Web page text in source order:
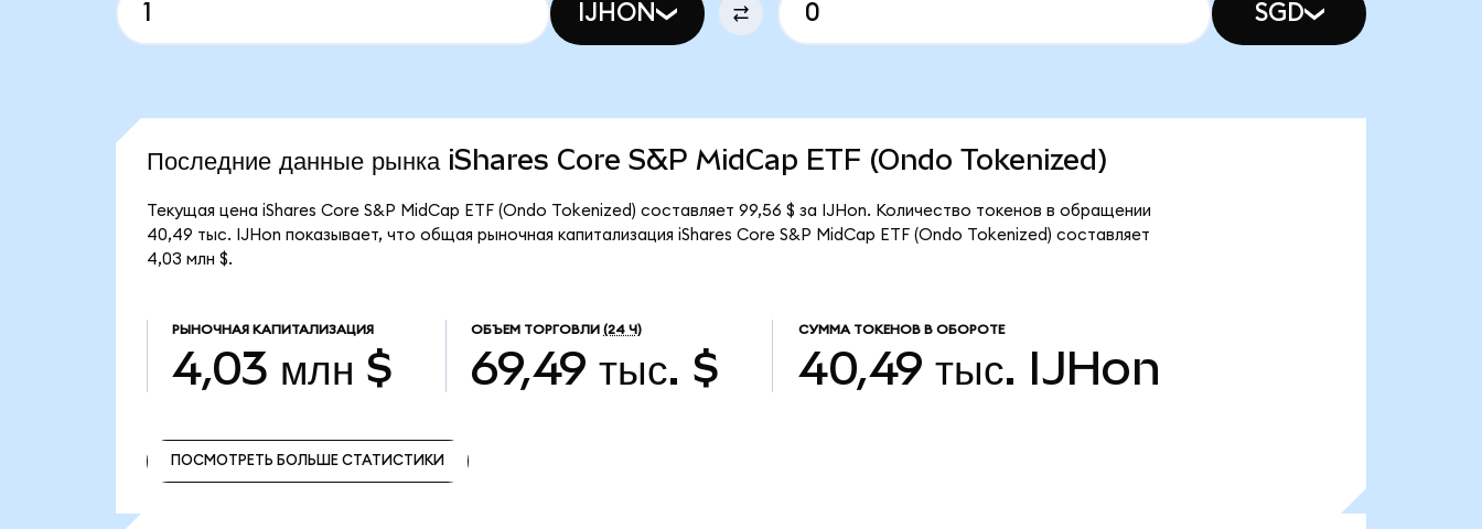
IJHON SGD
Последние данные рынка iShares Core S&P MidCap ETF (Ondo Tokenized)
Текущая цена iShares Core S&P MidCap ETF (Ondo Tokenized) составляет 99,56 $ за IJHon. Количество токенов в обращении
40,49 тыс. IJHon показывает, что общая рыночная капитализация iShares Core S&P MidCap ETF (Ondo Tokenized) составляет
4,03 млн $.
РЫНОЧНАЯ КАПИТАЛИЗАЦИЯ
4,03 млн $
ОБЪЕМ ТОРГОВЛИ (24 Ч)
69,49 тыс. $
СУММА ТОКЕНОВ В ОБОРОТЕ
40,49 тыс. IJHon
ПОСМОТРЕТЬ БОЛЬШЕ СТАТИСТИКИ